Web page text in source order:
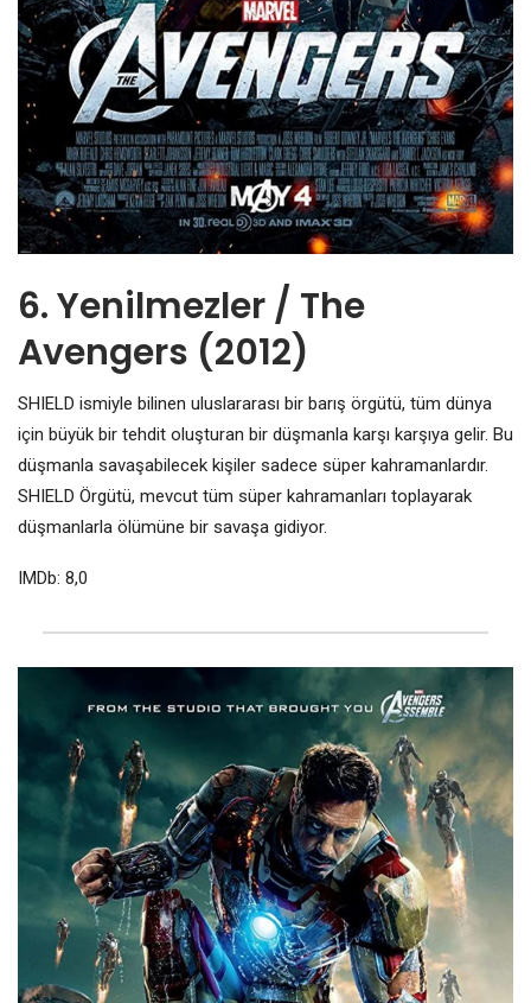
6. Yenilmezler / The
Avengers (2012)
SHIELD ismiyle bilinen uluslararası bir barış örgütü, tüm dünya
için büyük bir tehdit oluşturan bir düşmanla karşı karşıya gelir. Bu
düşmanla savaşabilecek kişiler sadece süper kahramanlardır.
SHIELD Örgütü, mevcut tüm süper kahramanları toplayarak
düşmanlarla ölümüne bir savaşa gidiyor.
IMDb: 8,0